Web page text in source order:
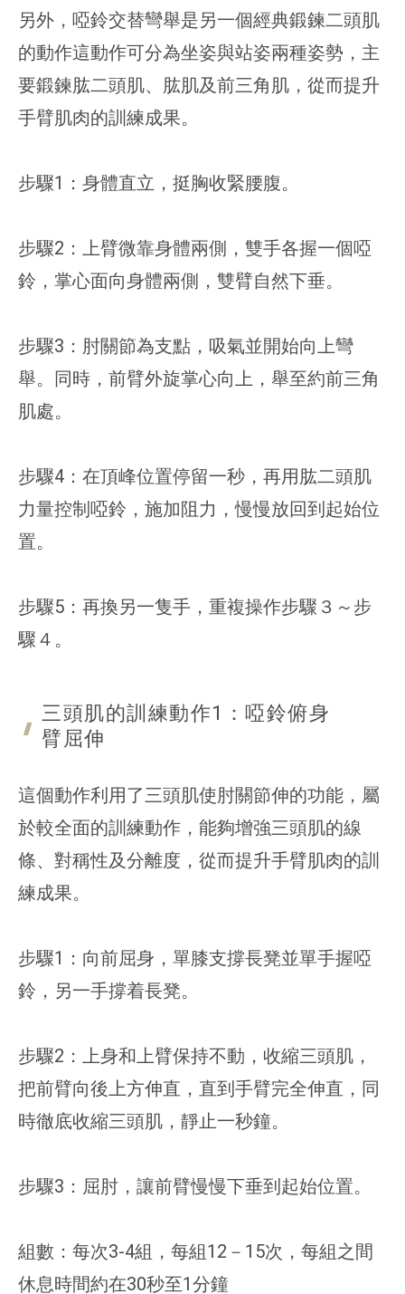
另外，啞鈴交替彎舉是另一個經典鍛鍊二頭肌
的動作這動作可分為坐姿與站姿兩種姿勢，主
要鍛鍊肱二頭肌、肱肌及前三角肌，從而提升
手臂肌肉的訓練成果。
步驟1：身體直立，挺胸收緊腰腹。
步驟2：上臂微靠身體兩側，雙手各握一個啞
鈴，掌心面向身體兩側，雙臂自然下垂。
步驟3：肘關節為支點，吸氣並開始向上彎
舉。同時，前臂外旋掌心向上，舉至約前三角
肌處。
步驟4：在頂峰位置停留一秒，再用肱二頭肌
力量控制啞鈴，施加阻力，慢慢放回到起始位
置。
步驟5：再換另一隻手，重複操作步驟３～步
驟４。
三頭肌的訓練動作1：啞鈴俯身
臂屈伸
這個動作利用了三頭肌使肘關節伸的功能，屬
於較全面的訓練動作，能夠增強三頭肌的線
條、對稱性及分離度，從而提升手臂肌肉的訓
練成果。
步驟1：向前屈身，單膝支撐長凳並單手握啞
鈴，另一手撐着長凳。
步驟2：上身和上臂保持不動，收縮三頭肌，
把前臂向後上方伸直，直到手臂完全伸直，同
時徹底收縮三頭肌，靜止一秒鐘。
步驟3：屈肘，讓前臂慢慢下垂到起始位置。
組數：每次3-4組，每組12－15次，每組之間
休息時間約在30秒至1分鐘